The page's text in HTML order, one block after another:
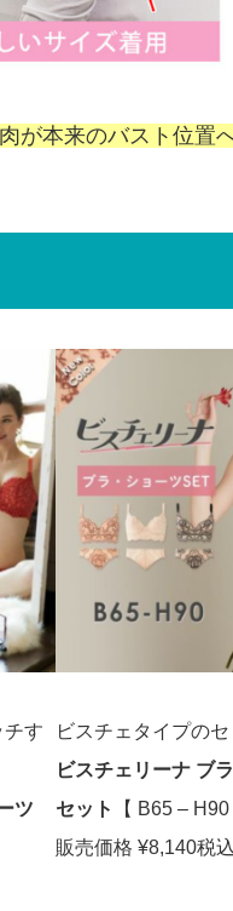
が本来のバスト位置
す
ツ
ビスチェタイプの
ビスチェリーナ ブ
セット
【 B65 – H90
販売価格 ¥8,140税込